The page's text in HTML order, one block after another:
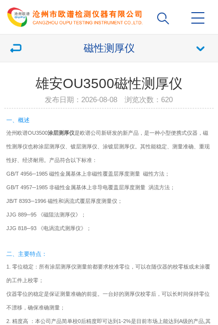
磁性测厚仪
雄安OU3500磁性测厚仪
发布日期：2026-08-08 浏览次数： 620
一、概述
沧州欧谱OU3500涂层测厚仪是欧谱公司新研发的新产品，是一种小型便携式仪器，磁
性测厚仪也称涂层测厚仪、镀层测厚仪、涂镀层测厚仪。其性能稳定、测量准确、重现
性好、经济耐用。产品符合以下标准：
GB/T 4956─1985 磁性金属基体上非磁性覆盖层厚度测量 磁性方法；
GB/T 4957─1985 非磁性金属基体上非导电覆盖层厚度测量 涡流方法；
JB/T 8393─1996 磁性和涡流式覆层厚度测量仪；
JJG 889─95 《磁阻法测厚仪》；
JJG 818─93 《电涡流式测厚仪》；
二、主要特点：
1. 零位稳定：所有涂层测厚仪测量前都要求校准零位，可以在随仪器的校零板或未涂覆
的工件上校零；
仪器零位的稳定是保证测量准确的前提。一台好的测厚仪校零后，可以长时间保持零位
不漂移，确保准确测量；
2. 精度高 ：本公司产品简单校0后精度即可达到1-2%是目前市场上能达到A级的产品,其